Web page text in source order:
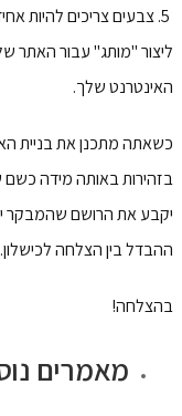
5. צבעים צריכים להיות
ליצור "מותג" עבור האתר
האינטרנט שלך.
כשאתה מתכנן את בניית
בזהירות באותה מידה כשם
יקבע את הרושם שהמבקר
ההבדל בין הצלחה לכישלון.
בהצלחה!
מאמרים